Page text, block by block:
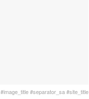
#image_title #separator_sa #site_title